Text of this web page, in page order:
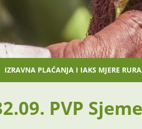
IZRAVNA PLAĆANJA I IAKS MJERE
PVP Sjeme